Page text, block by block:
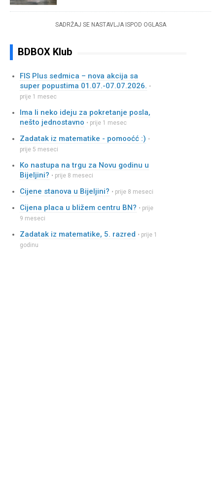
SADRŽAJ SE NASTAVLJA ISPOD OGLASA
BDBOX Klub
FIS Plus sedmica – nova akcija sa
super popustima 01.07.-07.07.2026. •
prije 1 mesec
Ima li neko ideju za pokretanje posla,
nešto jednostavno • prije 1 mesec
Zadatak iz matematike - pomooćć :) •
prije 5 meseci
Ko nastupa na trgu za Novu godinu u
Bijeljini? • prije 8 meseci
Cijene stanova u Bijeljini? • prije 8 meseci
Cijena placa u bližem centru BN? • prije
9 meseci
Zadatak iz matematike, 5. razred • prije 1
godinu